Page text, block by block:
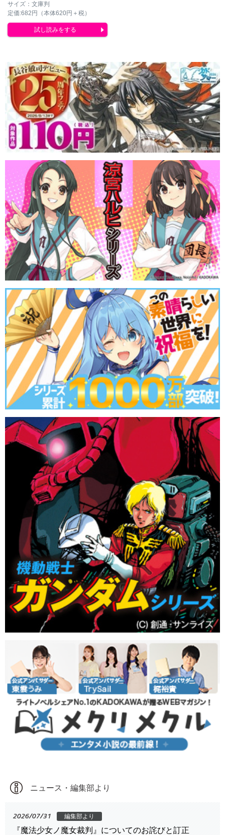
サイズ：文庫判
定価:682円（本体620円＋税）
試し読みをする
ニュース・編集部より
2026/07/31 編集部より
『魔法少女ノ魔女裁判』についてのお詫びと訂正